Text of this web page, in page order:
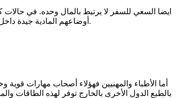
ايضا السعي للسفر لا يرتبط بالمال وحده. في
أوضاعهم المادية جيدة داخل البلد، مثل بعض الأطباء أو المهنيين، يختارون السفر والاستقرار بالخارج، ليس لأنهم فشلوا هنا، بل لأنهم يبحثون عن جودة حياة أفضل ونظام أوضح للمستقبل.
أما الأطباء والمهنيين فهؤلاء أصحاب مهارات
بالطبع الدول الأخرى بالخارج توفر لهذه الطاقات